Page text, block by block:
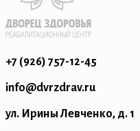
+7 (926) 757-12-45
info@dvrzdrav.ru
ул. Ирины Левченко, д. 1